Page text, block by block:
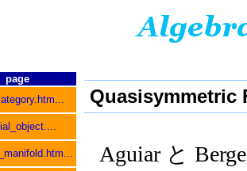
page
Quasisymmetric
Aguiar と